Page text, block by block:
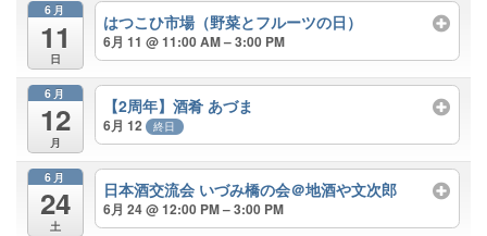
6月
11
日
はつこひ市場（野菜とフルーツの日）
6月 11 @ 11:00 AM – 3:00 PM
6月
12
月
【2周年】酒肴 あづま
6月 12 終日
6月
24
土
日本酒交流会 いづみ橋の会＠地酒や文次郎
6月 24 @ 12:00 PM – 3:00 PM